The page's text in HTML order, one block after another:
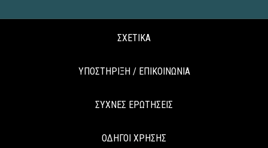
ΣΧΕΤΙΚΑ
ΥΠΟΣΤΗΡΙΞΗ / ΕΠΙΚΟΙΝΩΝΙΑ
ΣΥΧΝΕΣ ΕΡΩΤΗΣΕΙΣ
ΟΔΗΓΟΙ ΧΡΗΣΗΣ